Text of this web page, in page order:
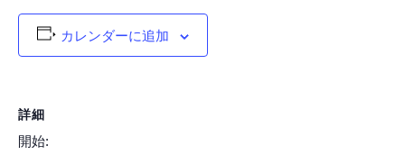
カレンダーに追加
詳細
開始: